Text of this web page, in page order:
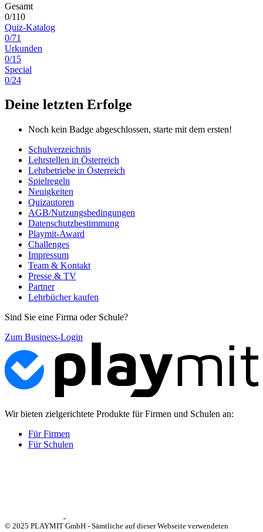
Gesamt
0/110
Quiz-Katalog
0/71
Urkunden
0/15
Special
0/24
Deine letzten Erfolge
Noch kein Badge abgeschlossen, starte mit dem ersten!
Schulverzeichnis
Lehrstellen in Österreich
Lehrbetriebe in Österreich
Spielregeln
Neuigkeiten
Quizautoren
AGB/Nutzungsbedingungen
Datenschutzbestimmung
Playmit-Award
Challenges
Impressum
Team & Kontakt
Presse & TV
Partner
Lehrbücher kaufen
Sind Sie eine Firma oder Schule?
Zum Business-Login
Wir bieten zielgerichtete Produkte für Firmen und Schulen an:
Für Firmen
Für Schulen
© 2025 PLAYMIT GmbH - Sämtliche auf dieser Webseite verwendeten